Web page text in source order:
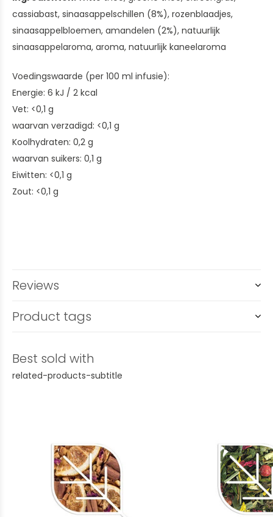
cassiabast, sinaasappelschillen (8%), rozenblaadjes,
sinaasappelbloemen, amandelen (2%), natuurlijk
sinaasappelaroma, aroma, natuurlijk kaneelaroma
Voedingswaarde (per 100 ml infusie):
Energie: 6 kJ / 2 kcal
Vet: <0,1 g
waarvan verzadigd: <0,1 g
Koolhydraten: 0,2 g
waarvan suikers: 0,1 g
Eiwitten: <0,1 g
Zout: <0,1 g
Reviews
Product tags
Best sold with
related-products-subtitle